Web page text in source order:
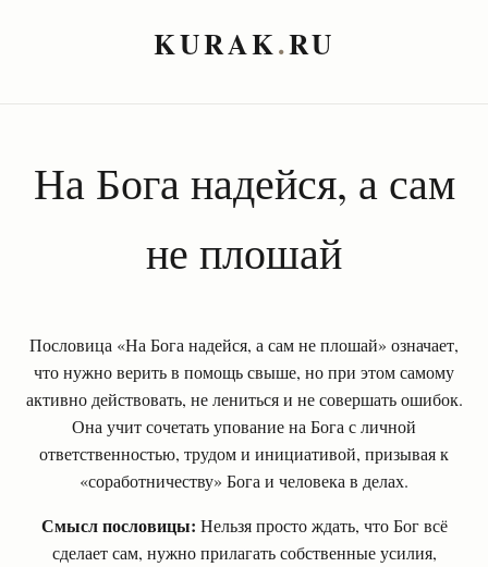
KURAK.RU
На Бога надейся, а сам
не плошай
Пословица «На Бога надейся, а сам не плошай» означает,
что нужно верить в помощь свыше, но при этом самому
активно действовать, не лениться и не совершать ошибок.
Она учит сочетать упование на Бога с личной
ответственностью, трудом и инициативой, призывая к
«соработничеству» Бога и человека в делах.
Смысл пословицы: Нельзя просто ждать, что Бог всё
сделает сам, нужно прилагать собственные усилия,